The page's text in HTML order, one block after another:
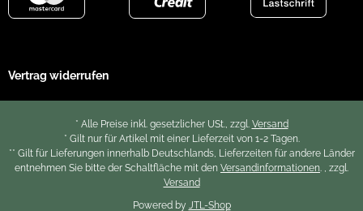
Vertrag widerrufen
* Alle Preise inkl. gesetzlicher USt., zzgl. Versand
* Gilt nur für Artikel mit einer Lieferzeit von 1-2 Tagen.
** Gilt für Lieferungen innerhalb Deutschlands, Lieferzeiten für andere Länder
entnehmen Sie bitte der Schaltfläche mit den Versandinformationen. , zzgl.
Versand
Powered by JTL-Shop